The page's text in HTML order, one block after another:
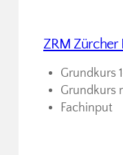
ZRM Zürcher
Grundkurs
Grundkurs
Fachinput